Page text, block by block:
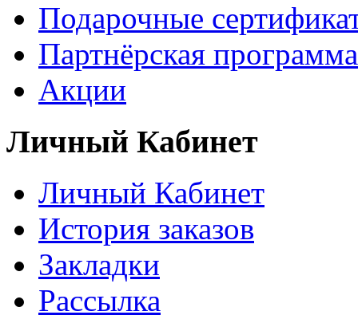
Подарочные
Партнёрская программа
Акции
Личный Кабинет
Личный Кабинет
История заказов
Закладки
Рассылка